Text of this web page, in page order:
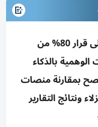
تقييمات الفنادق تؤثر على قرار 80% من
بالذكاء
بمقارنة منصات
ونتائج التقارير